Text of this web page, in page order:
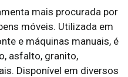
mais procurada por
móveis. Utilizada em
e máquinas manuais, é
asfalto, granito,
Disponível em diversos